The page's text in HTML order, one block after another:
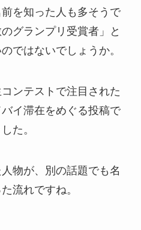
を知った人も多そうで
グランプリ受賞者」と
ではないでしょうか。
ンテストで注目された
イ滞在をめぐる投稿で
た。
物が、別の話題でも名
流れですね。